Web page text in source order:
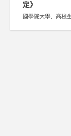
定》
國學院大學、高校